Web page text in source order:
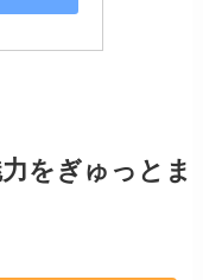
をぎゅっとま